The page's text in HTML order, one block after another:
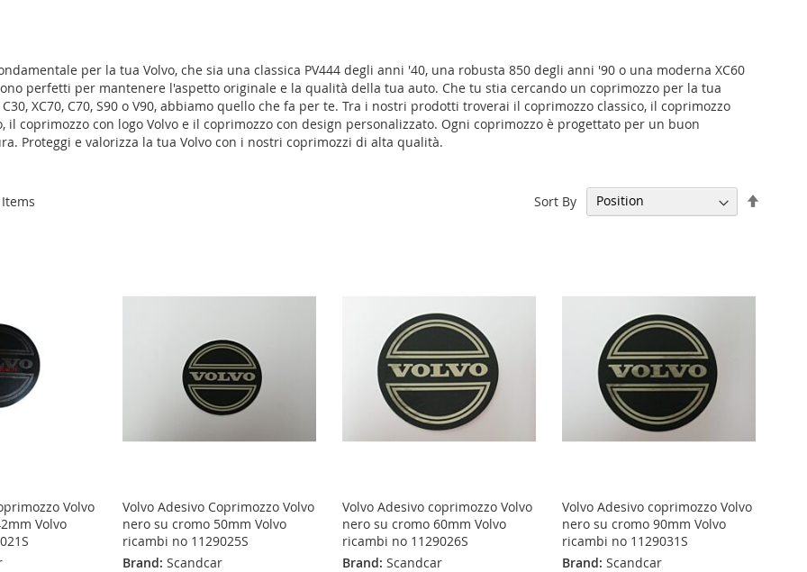
per la tua Volvo, che sia una classica PV444 degli anni '40, una robusta 850 degli anni '90 o una moderna XC60
perfetti per mantenere l'aspetto originale e la qualità della tua auto. Che tu stia cercando un coprimozzo per la tua
C30, XC70, C70, S90 o V90, abbiamo quello che fa per te. Tra i nostri prodotti troverai il coprimozzo classico, il coprimozzo
coprimozzo con logo Volvo e il coprimozzo con design personalizzato. Ogni coprimozzo è progettato per un buon
Proteggi e valorizza la tua Volvo con i nostri coprimozzi di alta qualità.
Items Sort By
Volvo
Volvo
Volvo Adesivo Coprimozzo Volvo
nero su cromo 50mm Volvo
ricambi no 1129025S
Brand: Scandcar
Volvo Adesivo coprimozzo Volvo
nero su cromo 60mm Volvo
ricambi no 1129026S
Brand: Scandcar
Volvo Adesivo coprimozzo Volvo
nero su cromo 90mm Volvo
ricambi no 1129031S
Brand: Scandcar